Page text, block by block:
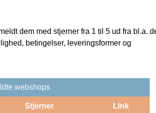
dem med stjerner fra 1 til 5 ud fra bl.a.
betingelser, leveringsformer og
webshops
Stjerner Link